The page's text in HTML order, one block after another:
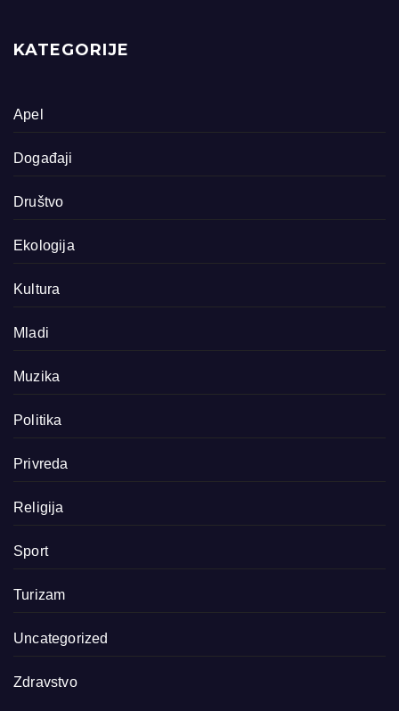
KATEGORIJE
Apel
Događaji
Društvo
Ekologija
Kultura
Mladi
Muzika
Politika
Privreda
Religija
Sport
Turizam
Uncategorized
Zdravstvo